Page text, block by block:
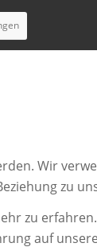
Wir
zu
zu
auf